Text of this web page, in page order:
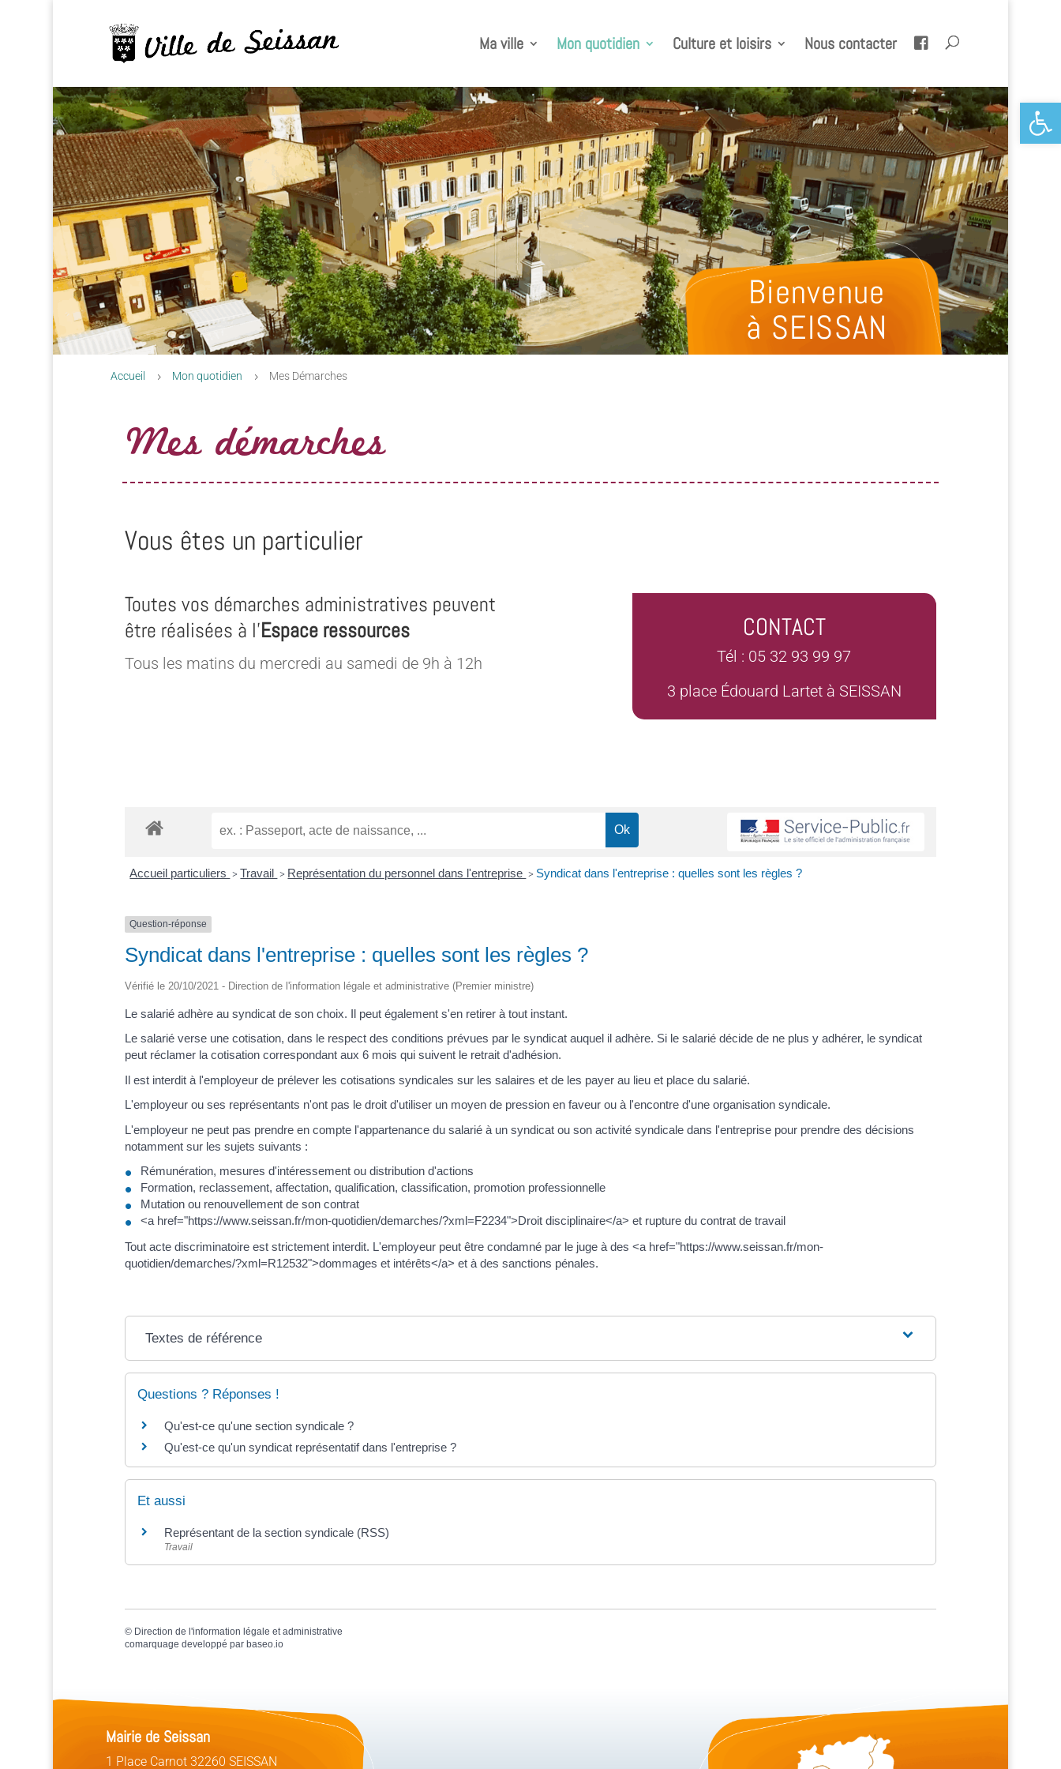
Ouvrir
Ma ville Mon quotidien Culture et loisirs Nous contacter
Bienvenue
à SEISSAN
Accueil 5 Mon quotidien 5 Mes Démarches
Mes démarches
Vous êtes un particulier
Toutes vos démarches administratives peuvent
être réalisées à l’Espace ressources
Tous les matins du mercredi au samedi de 9h à 12h
CONTACT
Tél : 05 32 93 99 97
3 place Édouard Lartet à SEISSAN
Accueil particuliers > Travail > Représentation du personnel dans l'entreprise > Syndicat dans l'entreprise : quelles sont les règles ?
Question-réponse
Syndicat dans l'entreprise : quelles sont les règles ?
Vérifié le 20/10/2021 - Direction de l'information légale et administrative (Premier ministre)
Le salarié adhère au syndicat de son choix. Il peut également s'en retirer à tout instant.
Le salarié verse une cotisation, dans le respect des conditions prévues par le syndicat auquel il adhère. Si le salarié décide de ne plus y adhérer, le syndicat
peut réclamer la cotisation correspondant aux 6 mois qui suivent le retrait d'adhésion.
Il est interdit à l'employeur de prélever les cotisations syndicales sur les salaires et de les payer au lieu et place du salarié.
L'employeur ou ses représentants n'ont pas le droit d'utiliser un moyen de pression en faveur ou à l'encontre d'une organisation syndicale.
L'employeur ne peut pas prendre en compte l'appartenance du salarié à un syndicat ou son activité syndicale dans l'entreprise pour prendre des décisions
notamment sur les sujets suivants :
Rémunération, mesures d'intéressement ou distribution d'actions
Formation, reclassement, affectation, qualification, classification, promotion professionnelle
Mutation ou renouvellement de son contrat
<a href="https://www.seissan.fr/mon-quotidien/demarches/?xml=F2234">Droit disciplinaire</a> et rupture du contrat de travail
Tout acte discriminatoire est strictement interdit. L'employeur peut être condamné par le juge à des <a href="https://www.seissan.fr/mon-
quotidien/demarches/?xml=R12532">dommages et intérêts</a> et à des sanctions pénales.
Textes de référence
Questions ? Réponses !
Qu'est-ce qu'une section syndicale ?
Qu'est-ce qu'un syndicat représentatif dans l'entreprise ?
Et aussi
Représentant de la section syndicale (RSS)
Travail
© Direction de l'information légale et administrative
comarquage developpé par baseo.io
Mairie de Seissan
1 Place Carnot 32260 SEISSAN